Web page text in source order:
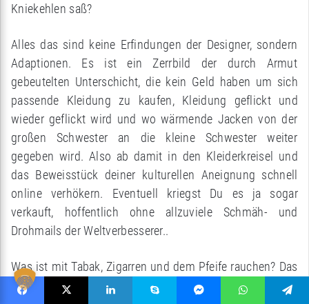
Kniekehlen saß?
Alles das sind keine Erfindungen der Designer, sondern
Adaptionen. Es ist ein Zerrbild der durch Armut
gebeutelten Unterschicht, die kein Geld haben um sich
passende Kleidung zu kaufen, Kleidung geflickt und
wieder geflickt wird und wo wärmende Jacken von der
großen Schwester an die kleine Schwester weiter
gegeben wird. Also ab damit in den Kleiderkreisel und
das Beweisstück deiner kulturellen Aneignung schnell
online verhökern. Eventuell kriegst Du es ja sogar
verkauft, hoffentlich ohne allzuviele Schmäh- und
Drohmails der Weltverbesserer..
Was ist mit Tabak, Zigarren und dem Pfeife rauchen? Das
wurde von den Indianern abgekupfert. Hat die jemand